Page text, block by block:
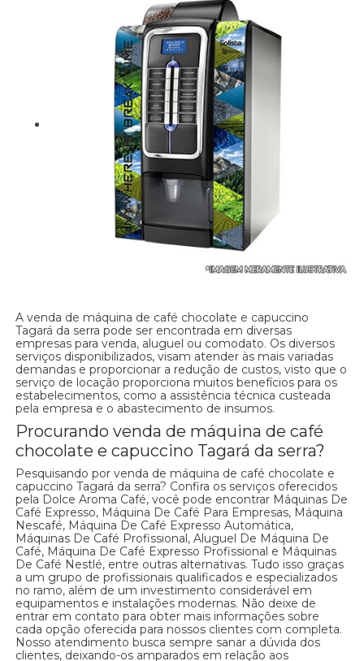
A venda de máquina de café chocolate e capuccino
Tagará da serra pode ser encontrada em diversas
empresas para venda, aluguel ou comodato. Os diversos
serviços disponibilizados, visam atender às mais variadas
demandas e proporcionar a redução de custos, visto que o
serviço de locação proporciona muitos benefícios para os
estabelecimentos, como a assistência técnica custeada
pela empresa e o abastecimento de insumos.
Procurando venda de máquina de café
chocolate e capuccino Tagará da serra?
Pesquisando por venda de máquina de café chocolate e
capuccino Tagará da serra? Confira os serviços oferecidos
pela Dolce Aroma Café, você pode encontrar Máquinas De
Café Expresso, Máquina De Café Para Empresas, Máquina
Nescafé, Máquina De Café Expresso Automática,
Máquinas De Café Profissional, Aluguel De Máquina De
Café, Máquina De Café Expresso Profissional e Máquinas
De Café Nestlé, entre outras alternativas. Tudo isso graças
a um grupo de profissionais qualificados e especializados
no ramo, além de um investimento considerável em
equipamentos e instalações modernas. Não deixe de
entrar em contato para obter mais informações sobre
cada opção oferecida para nossos clientes com completa.
Nosso atendimento busca sempre sanar a dúvida dos
clientes, deixando-os amparados em relação aos